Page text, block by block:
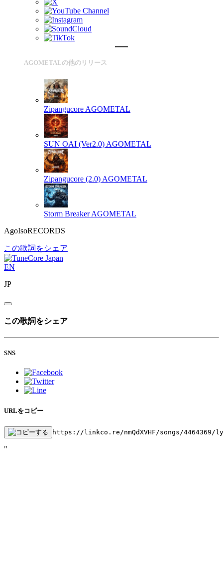
AGOMETALの他のリリース
Zipangucore AGOMETAL
SUN OAI (Ver2.0) AGOMETAL
Zipangucore (2.0) AGOMETAL
Storm Breaker AGOMETAL
AgoIsoRECORDS
この歌詞をシェア
EN
JP
この歌詞をシェア
SNS
URLをコピー
https://linkco.re/nmQdXVHF/songs/4464369/
"